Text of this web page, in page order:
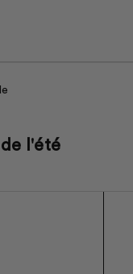
de l'été